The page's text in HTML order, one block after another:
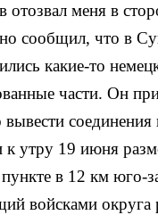
отозвал меня в
сообщил, что в
какие-то
части. Он
соединения
утру 19 июня
в 12 км юго-
войсками округа